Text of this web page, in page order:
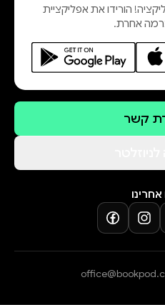
הורידו את אפליקציית
ברמה אחרת.
קשר